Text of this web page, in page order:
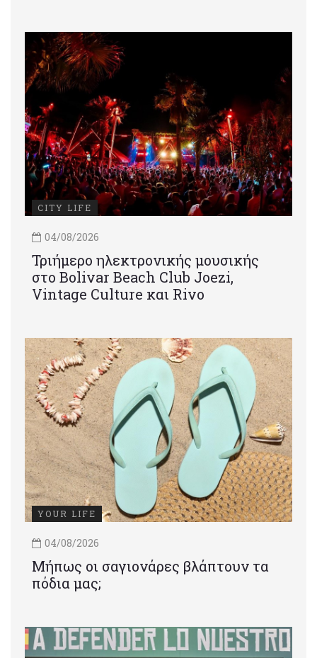
CITY LIFE
04/08/2026
Τριήμερο ηλεκτρονικής μουσικής
στο Bolivar Beach Club Joezi,
Vintage Culture και Rivo
YOUR LIFE
04/08/2026
Μήπως οι σαγιονάρες βλάπτουν τα
πόδια μας;